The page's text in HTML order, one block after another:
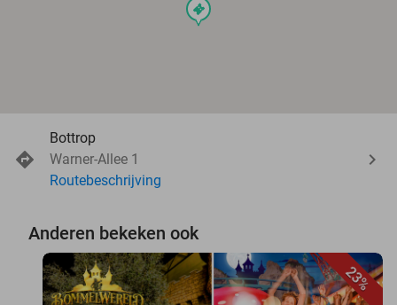
events
Bottrop
Warner-Allee 1
Routebeschrijving
Anderen bekeken ook
23%